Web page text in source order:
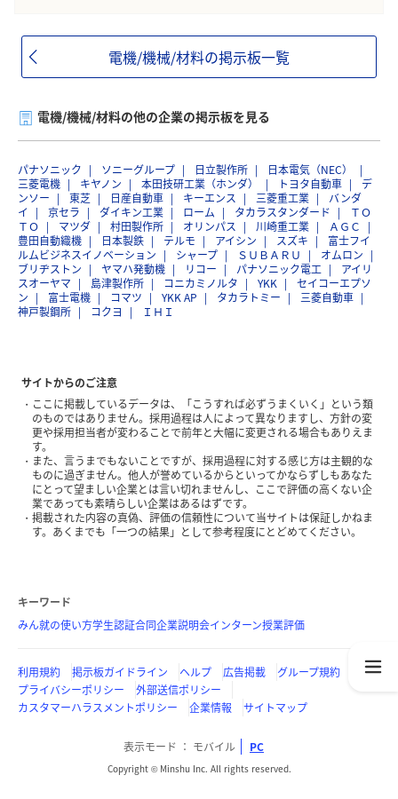
電機/機械/材料の掲示板一覧
電機/機械/材料の他の企業の掲示板を見る
パナソニック ソニーグループ 日立製作所
日本電気（NEC）
三菱電機
キヤノン 本田技研工業（ホンダ） トヨタ自動車
デ
ンソー
東芝 日産自動車 キーエンス 三菱重工業
バンダ
イ
京セラ ダイキン工業 ローム タカラスタンダード
ＴＯ
ＴＯ
マツダ 村田製作所 オリンパス 川崎重工業
ＡＧＣ
豊田自動織機
日本製鉄 テルモ アイシン スズキ
富士フイ
ルムビジネスイノベーション
シャープ ＳＵＢＡＲＵ
オムロン
ブリヂストン
ヤマハ発動機 リコー パナソニック電工
アイリ
スオーヤマ
島津製作所 コニカミノルタ YKK
セイコーエプソ
ン
富士電機 コマツ YKK AP タカラトミー
三菱自動車
神戸製鋼所
コクヨ ＩＨＩ
サイトからのご注意
ここに掲載しているデータは、「こうすれば必ずうまくいく」という類
のものではありません。採用過程は人によって異なりますし、方針の変
更や採用担当者が変わることで前年と大幅に変更される場合もありえま
す。
また、言うまでもないことですが、採用過程に対する感じ方は主観的な
ものに過ぎません。他人が誉めているからといってかならずしもあなた
にとって望ましい企業とは言い切れませんし、ここで評価の高くない企
業であっても素晴らしい企業はあるはずです。
掲載された内容の真偽、評価の信頼性について当サイトは保証しかねま
す。あくまでも「一つの結果」として参考程度にとどめてください。
キーワード
みん就の使い方学生認証合同企業説明会インターン授業評価
利用規約 掲示板ガイドライン ヘルプ 広告掲載
グループ規約
プライバシーポリシー
外部送信ポリシー
カスタマーハラスメントポリシー
企業情報 サイトマップ
表示モード モバイル PC
Copyright © Minshu Inc. All rights reserved.